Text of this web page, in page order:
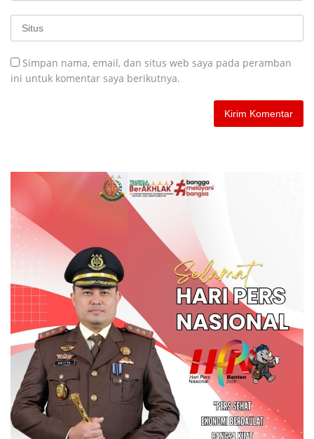
Simpan nama, email, dan situs web saya pada peramban
ini untuk komentar saya berikutnya.